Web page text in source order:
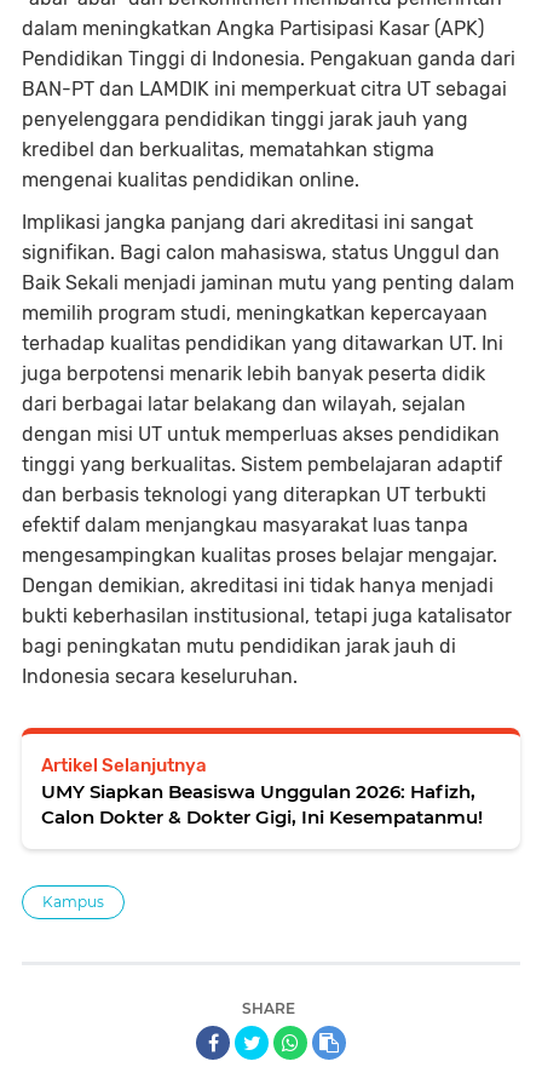
dalam meningkatkan Angka Partisipasi Kasar (APK)
Pendidikan Tinggi di Indonesia. Pengakuan ganda dari
BAN-PT dan LAMDIK ini memperkuat citra UT sebagai
penyelenggara pendidikan tinggi jarak jauh yang
kredibel dan berkualitas, mematahkan stigma
mengenai kualitas pendidikan online.
Implikasi jangka panjang dari akreditasi ini sangat
signifikan. Bagi calon mahasiswa, status Unggul dan
Baik Sekali menjadi jaminan mutu yang penting dalam
memilih program studi, meningkatkan kepercayaan
terhadap kualitas pendidikan yang ditawarkan UT. Ini
juga berpotensi menarik lebih banyak peserta didik
dari berbagai latar belakang dan wilayah, sejalan
dengan misi UT untuk memperluas akses pendidikan
tinggi yang berkualitas. Sistem pembelajaran adaptif
dan berbasis teknologi yang diterapkan UT terbukti
efektif dalam menjangkau masyarakat luas tanpa
mengesampingkan kualitas proses belajar mengajar.
Dengan demikian, akreditasi ini tidak hanya menjadi
bukti keberhasilan institusional, tetapi juga katalisator
bagi peningkatan mutu pendidikan jarak jauh di
Indonesia secara keseluruhan.
Artikel Selanjutnya
UMY Siapkan Beasiswa Unggulan 2026: Hafizh,
Calon Dokter & Dokter Gigi, Ini Kesempatanmu!
Kampus
SHARE